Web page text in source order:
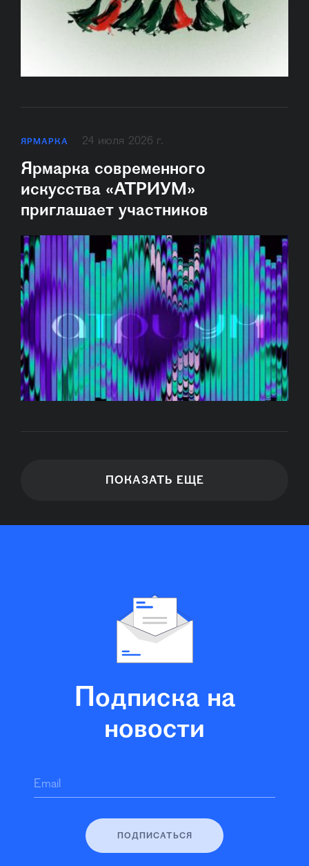
ЯРМАРКА 24 июля 2026 г.
Ярмарка современного
искусства «АТРИУМ»
приглашает участников
ПОКАЗАТЬ ЕЩЕ
Подписка на
новости
Email
ПОДПИСАТЬСЯ